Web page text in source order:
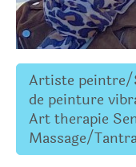
Artiste peintre/
de peinture
Art therapie
Massage/